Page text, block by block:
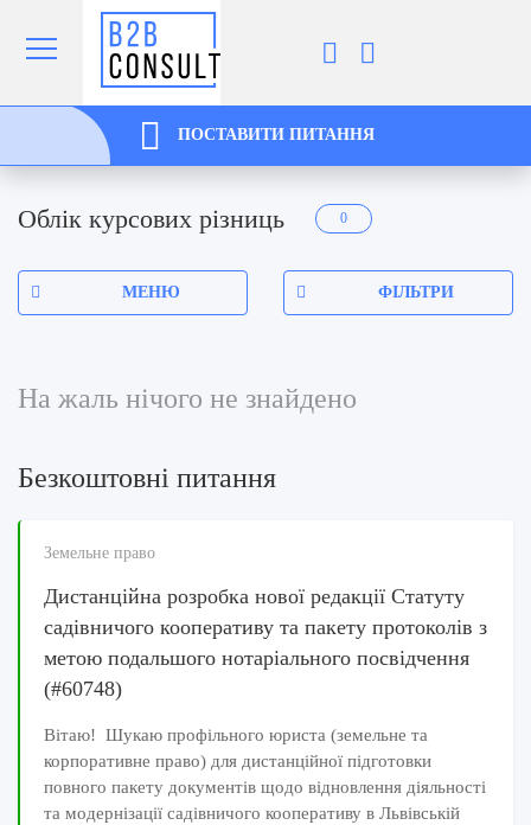
ПОСТАВИТИ ПИТАННЯ
Облік курсових різниць 0
МЕНЮ ФІЛЬТРИ
На жаль нічого не знайдено
Безкоштовні питання
Земельне право
Дистанційна розробка нової редакції Статуту
садівничого кооперативу та пакету протоколів з
метою подальшого нотаріального посвідчення
(#60748)
Вітаю! Шукаю профільного юриста (земельне та
корпоративне право) для дистанційної підготовки
повного пакету документів щодо відновлення діяльності
та модернізації садівничого кооперативу в Львівській